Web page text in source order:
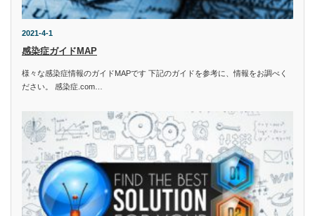
2021-4-1
感染症ガイドMAP
様々な感染症情報のガイドMAPです 下記のガイドを参考に、情報をお調べく
ださい。 感染症.com…